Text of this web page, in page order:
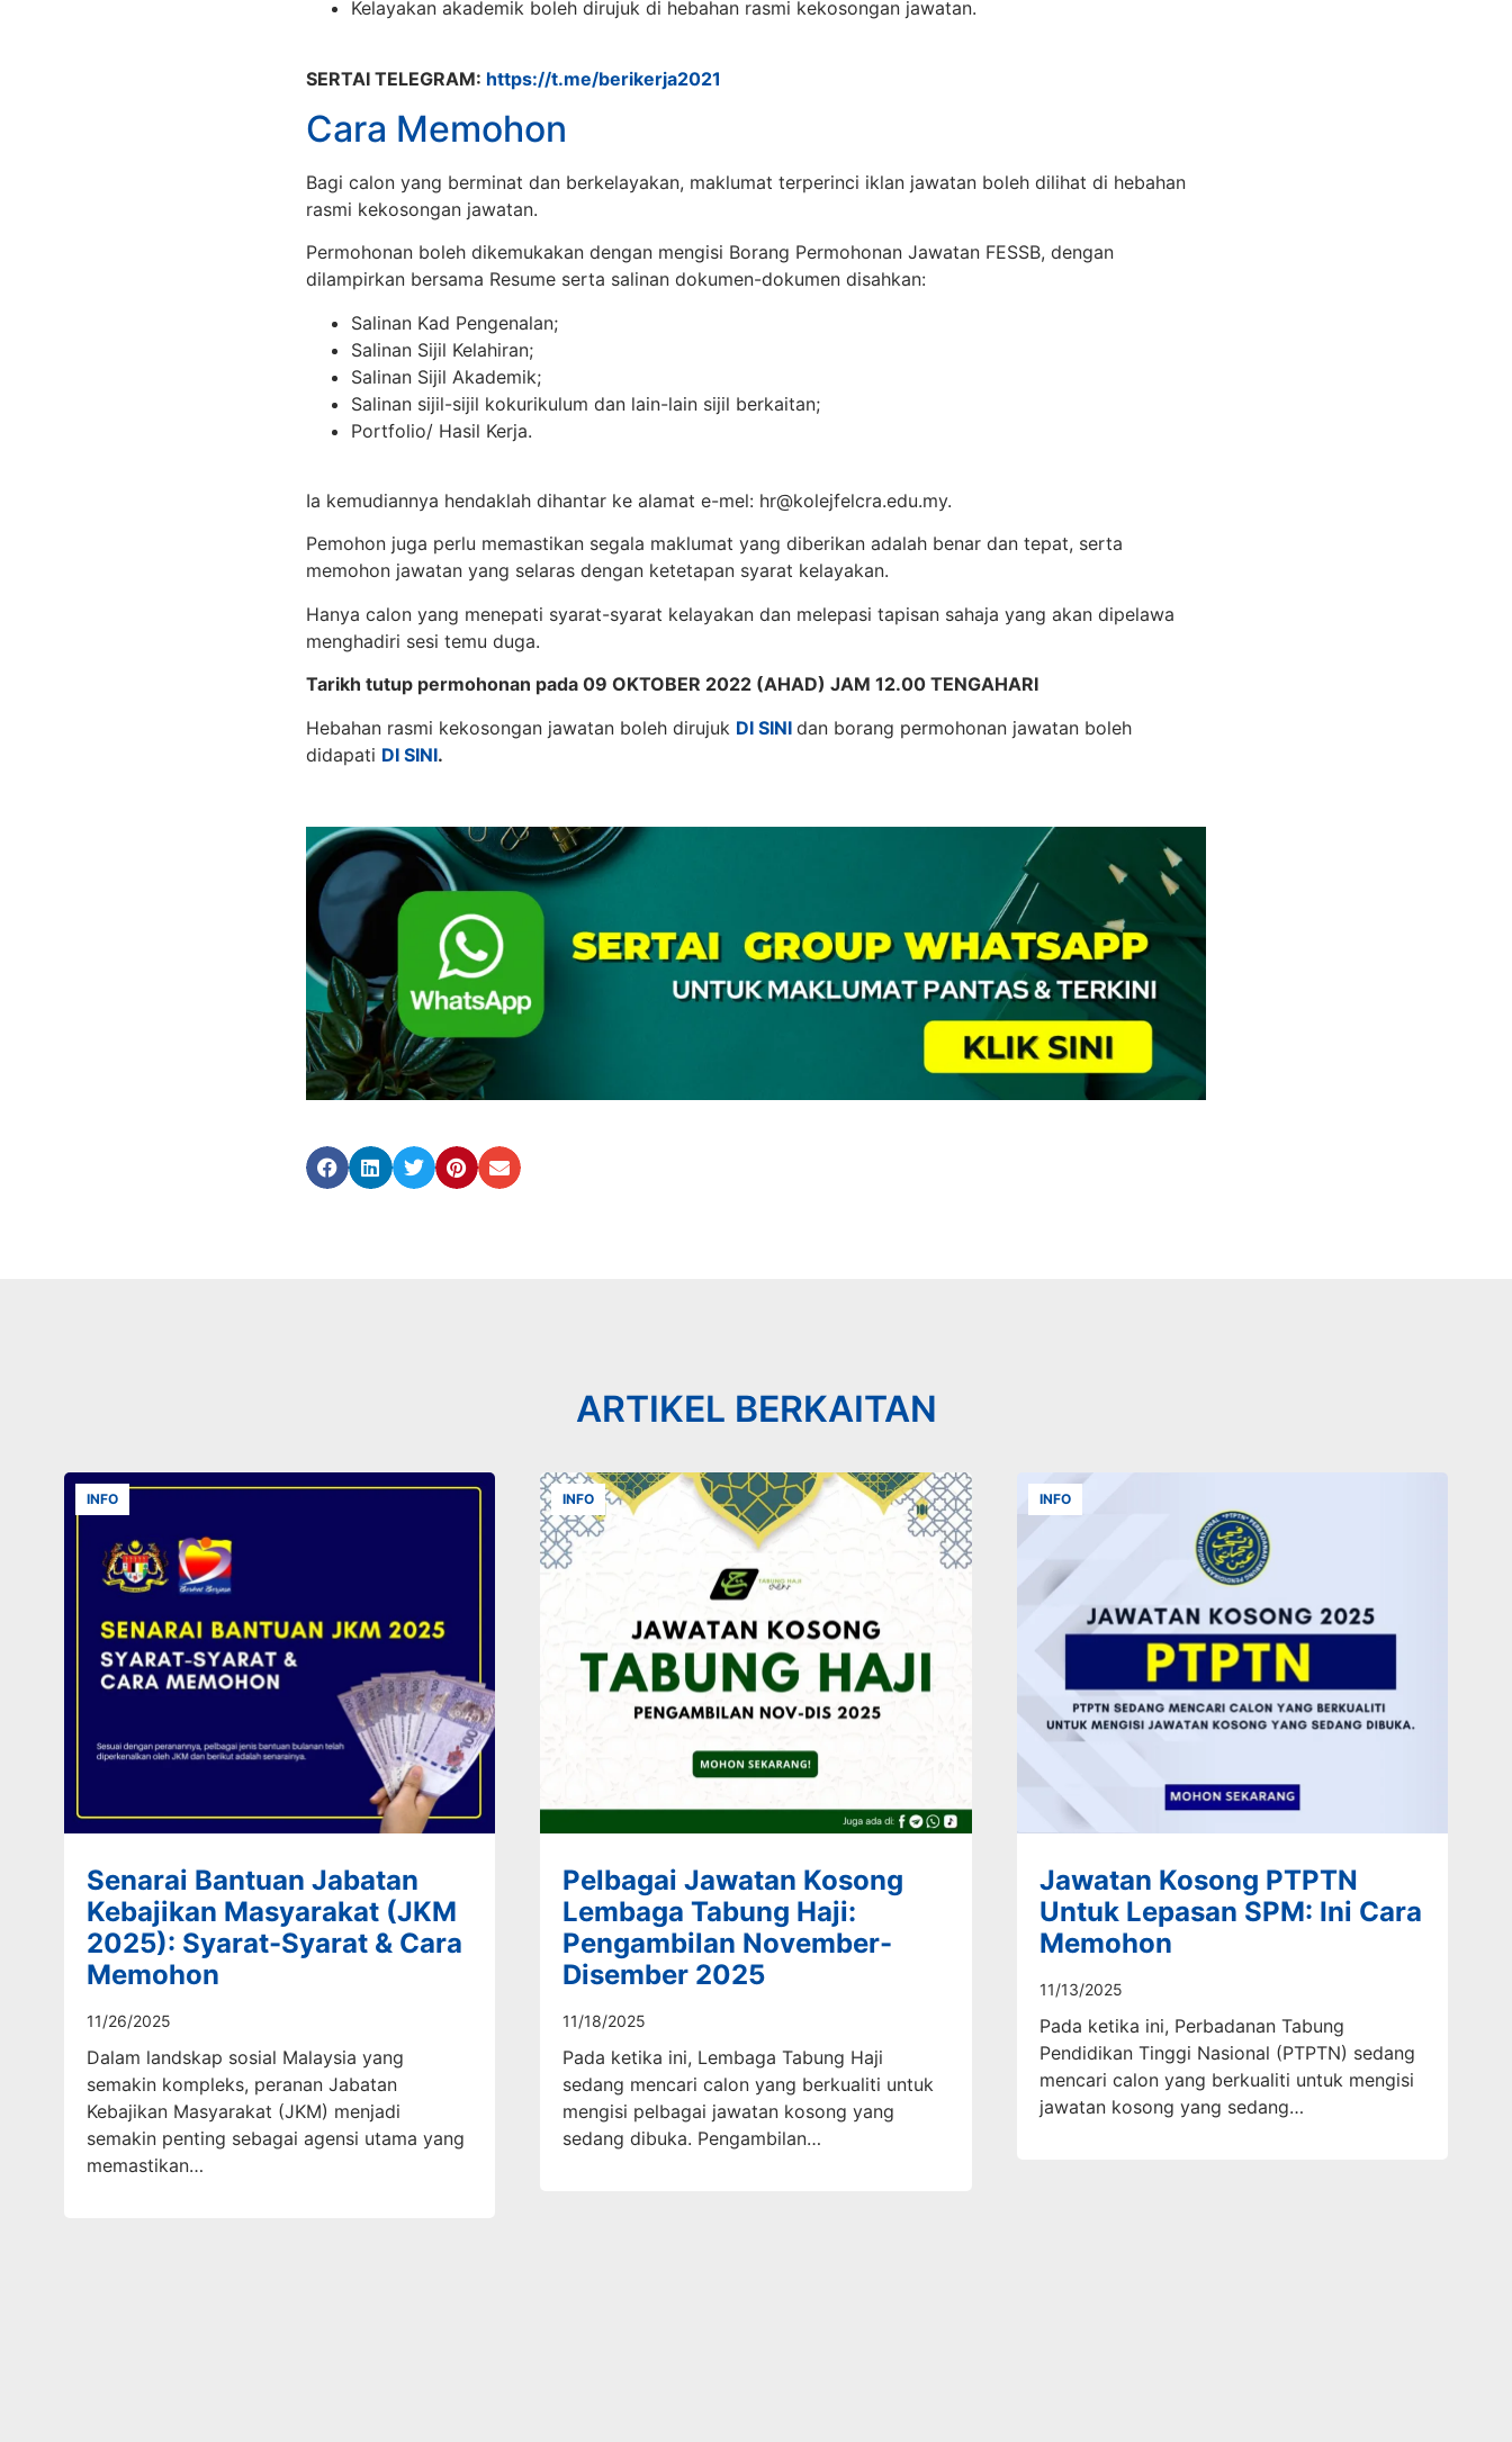
Kelayakan akademik boleh dirujuk di hebahan rasmi kekosongan jawatan.
SERTAI TELEGRAM: https://t.me/berikerja2021
Cara Memohon
Bagi calon yang berminat dan berkelayakan, maklumat terperinci iklan jawatan boleh dilihat di hebahan
rasmi kekosongan jawatan.
Permohonan boleh dikemukakan dengan mengisi Borang Permohonan Jawatan FESSB, dengan
dilampirkan bersama Resume serta salinan dokumen-dokumen disahkan:
Salinan Kad Pengenalan;
Salinan Sijil Kelahiran;
Salinan Sijil Akademik;
Salinan sijil-sijil kokurikulum dan lain-lain sijil berkaitan;
Portfolio/ Hasil Kerja.
Ia kemudiannya hendaklah dihantar ke alamat e-mel: hr@kolejfelcra.edu.my.
Pemohon juga perlu memastikan segala maklumat yang diberikan adalah benar dan tepat, serta
memohon jawatan yang selaras dengan ketetapan syarat kelayakan.
Hanya calon yang menepati syarat-syarat kelayakan dan melepasi tapisan sahaja yang akan dipelawa
menghadiri sesi temu duga.
Tarikh tutup permohonan pada 09 OKTOBER 2022 (AHAD) JAM 12.00 TENGAHARI
Hebahan rasmi kekosongan jawatan boleh dirujuk DI SINI dan borang permohonan jawatan boleh
didapati DI SINI.
ARTIKEL BERKAITAN
INFO
Senarai Bantuan Jabatan
Kebajikan Masyarakat (JKM
2025): Syarat-Syarat & Cara
Memohon
11/26/2025
Dalam landskap sosial Malaysia yang
semakin kompleks, peranan Jabatan
Kebajikan Masyarakat (JKM) menjadi
semakin penting sebagai agensi utama yang
memastikan…
INFO
Pelbagai Jawatan Kosong
Lembaga Tabung Haji:
Pengambilan November-
Disember 2025
11/18/2025
Pada ketika ini, Lembaga Tabung Haji
sedang mencari calon yang berkualiti untuk
mengisi pelbagai jawatan kosong yang
sedang dibuka. Pengambilan…
INFO
Jawatan Kosong PTPTN
Untuk Lepasan SPM: Ini Cara
Memohon
11/13/2025
Pada ketika ini, Perbadanan Tabung
Pendidikan Tinggi Nasional (PTPTN) sedang
mencari calon yang berkualiti untuk mengisi
jawatan kosong yang sedang…